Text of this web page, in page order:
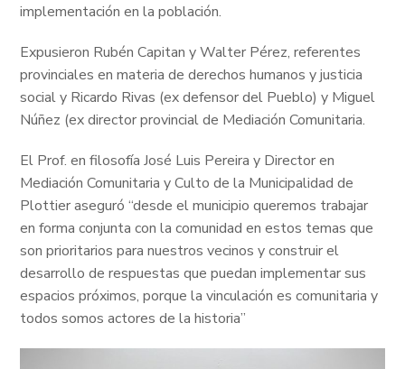
implementación en la población.
Expusieron Rubén Capitan y Walter Pérez, referentes
provinciales en materia de derechos humanos y justicia
social y Ricardo Rivas (ex defensor del Pueblo) y Miguel
Núñez (ex director provincial de Mediación Comunitaria.
El Prof. en filosofía José Luis Pereira y Director en
Mediación Comunitaria y Culto de la Municipalidad de
Plottier aseguró “desde el municipio queremos trabajar
en forma conjunta con la comunidad en estos temas que
son prioritarios para nuestros vecinos y construir el
desarrollo de respuestas que puedan implementar sus
espacios próximos, porque la vinculación es comunitaria y
todos somos actores de la historia”